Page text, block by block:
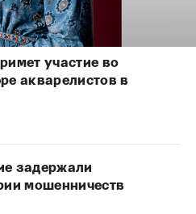
участие во
акварелистов в
задержали
мошенничеств